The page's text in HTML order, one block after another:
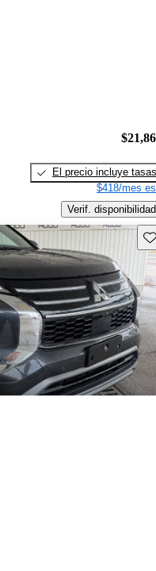
El precio incluye tasas
$418/mes
Verif. disponibilidad